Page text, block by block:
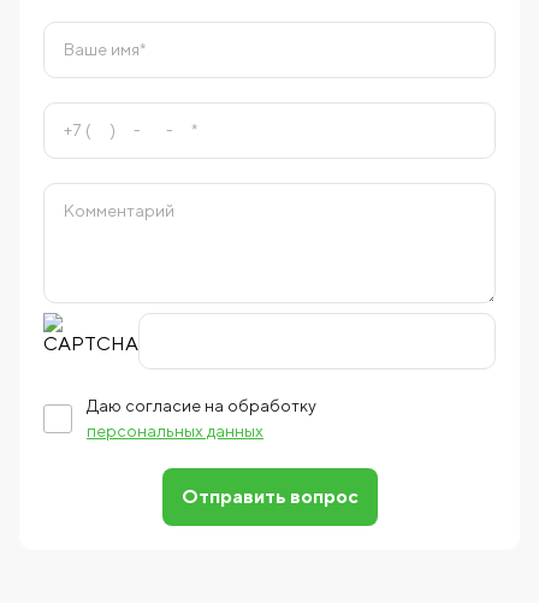
Даю согласие на обработку
персональных данных
Отправить вопрос